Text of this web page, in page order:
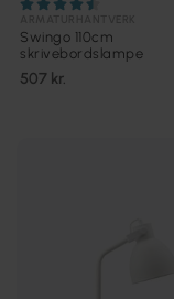
Swingo 110cm
skrivebordslampe
507 kr.